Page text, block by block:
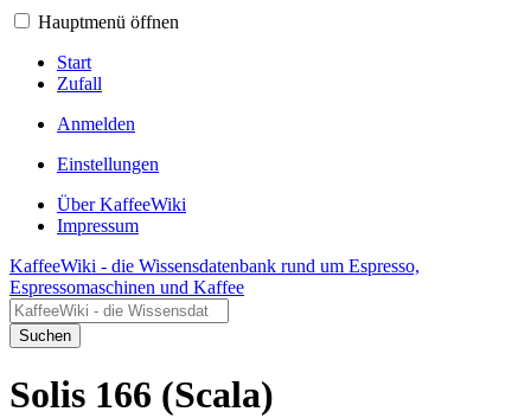
Hauptmenü öffnen
Start
Zufall
Anmelden
Einstellungen
Über KaffeeWiki
Impressum
KaffeeWiki - die Wissensdatenbank rund um Espresso,
Espressomaschinen und Kaffee
Suchen
Solis 166 (Scala)